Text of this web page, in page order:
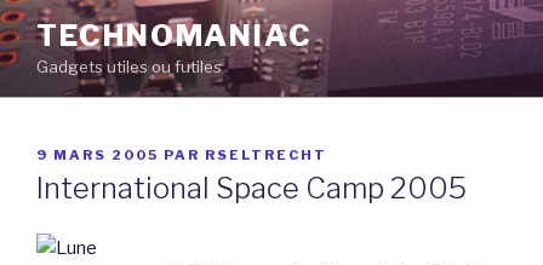
Aller
au
contenu
principal
TECHNOMANIAC
Gadgets utiles ou futiles
PUBLIÉ
LE
9 MARS 2005 PAR RSELTRECHT
International Space Camp 2005